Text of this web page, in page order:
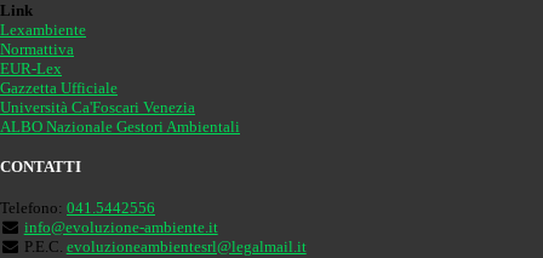
Link
Lexambiente
Normattiva
EUR-Lex
Gazzetta Ufficiale
Università Ca'Foscari Venezia
ALBO Nazionale Gestori Ambientali
CONTATTI
Telefono: 041.5442556
info@evoluzione-ambiente.it
P.E.C. evoluzioneambientesrl@legalmail.it